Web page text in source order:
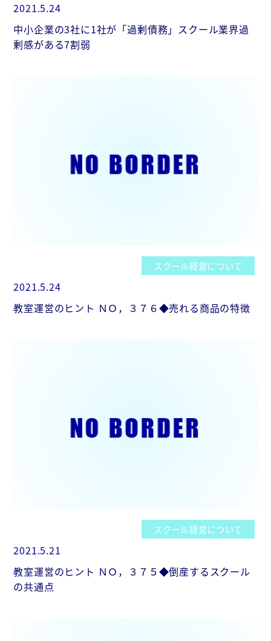
2021.5.24
中小企業の3社に1社が「過剰債務」スクール業界過
剰感がある7割弱
スクール経営について
2021.5.24
教室運営のヒント ＮＯ，３７６◆売れる商品の特徴
スクール経営について
2021.5.21
教室運営のヒント ＮＯ，３７５◆倒産するスクール
の共通点